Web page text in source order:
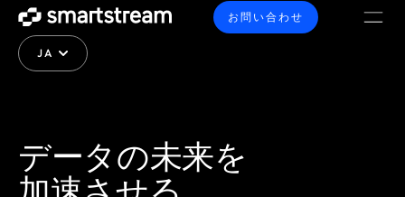
JA
お問い合わせ
データの未来を